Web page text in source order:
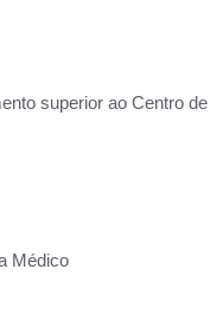
superior ao Centro de
Médico